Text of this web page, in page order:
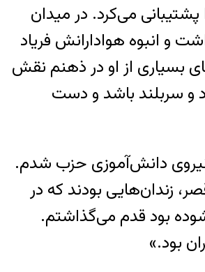
می‌کرد. در میدان
و انبوه هوادارانش فریاد
بسیاری از او در ذهنم نقش
و سربلند باشد و دست
نیروی دانش‌‌آموزی حزب شدم.
تا انقلاب ۱۳۵۷ یازده بار به زندان افتادم. قزل‌قلعه، کمیته مشترک ضد خرابکاری، شماره ۳ و شماره ۴ قصر، زندان‌هایی بودند که در
بود قدم می‌گذاشتم.
بود.»